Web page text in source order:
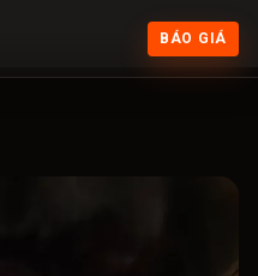
BÁO GIÁ